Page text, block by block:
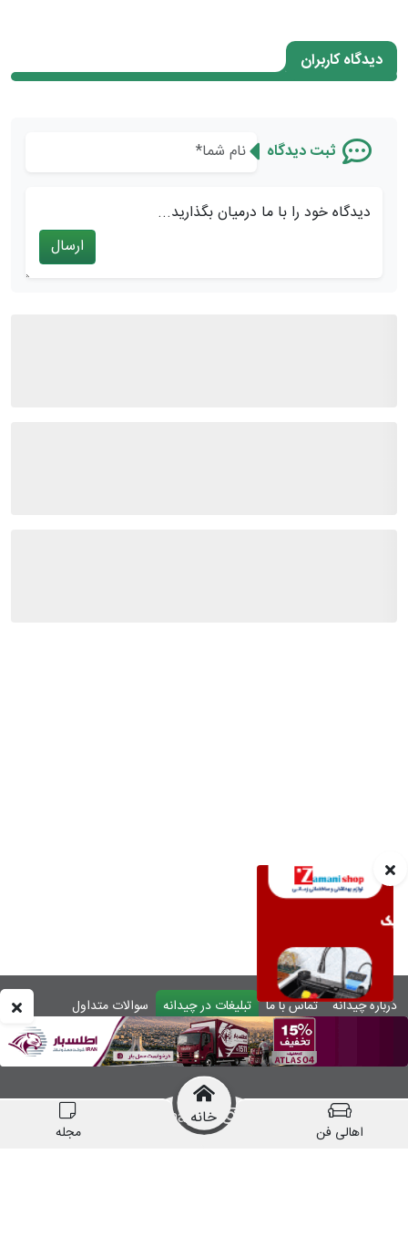
مجله
خانه
اهالی فن
دیدگاه کاربران
ثبت دیدگاه
دیدگاه خود را با ما درمیان بگذارید...
ارسال
درباره چیدانه تماس با ما تبلیغات در چیدانه
سوالات متداول
manzelmag